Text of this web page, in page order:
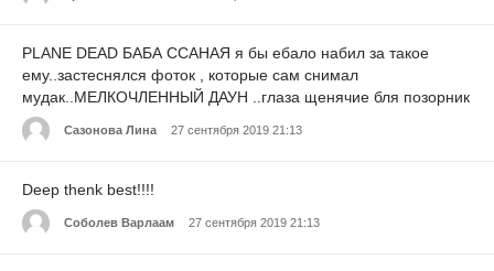
PLANE DEAD БАБА ССАНАЯ я бы ебало набил за такое
ему..застеснялся фоток , которые сам снимал
мудак..МЕЛКОЧЛЕННЫЙ ДАУН ..глаза щенячие бля позорник
Сазонова Лина 27 сентября 2019 21:13
Deep thenk best!!!!
Соболев Варлаам 27 сентября 2019 21:13